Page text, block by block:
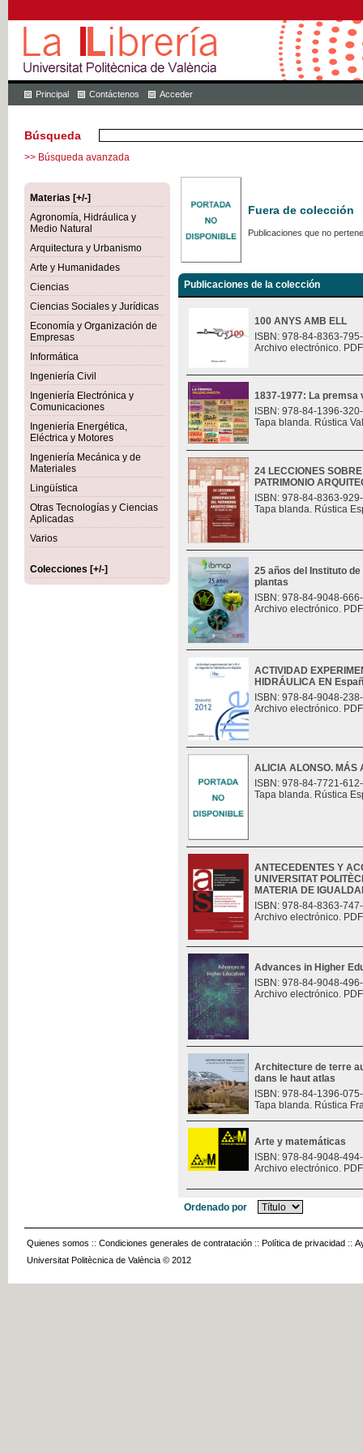
Principal Contáctenos Acceder
Búsqueda
>> Búsqueda avanzada
Materias [+/-]
Agronomía, Hidráulica y
Medio Natural
Arquitectura y Urbanismo
Arte y Humanidades
Ciencias
Ciencias Sociales y Jurídicas
Economía y Organización de
Empresas
Informática
Ingeniería Civil
Ingeniería Electrónica y
Comunicaciones
Ingeniería Energética,
Eléctrica y Motores
Ingeniería Mecánica y de
Materiales
Lingüística
Otras Tecnologías y Ciencias
Aplicadas
Varios
Colecciones [+/-]
Fuera de colección
Publicaciones que no
Publicaciones de la colección
100 ANYS AMB ELL
ISBN: 978-84-8363-
Archivo electrónico.
1837-1977: La premsa
ISBN: 978-84-1396-
Tapa blanda. Rústica
24 LECCIONES
PATRIMONIO
ISBN: 978-84-8363-
Tapa blanda. Rústica
25 años del Instituto
plantas
ISBN: 978-84-9048-
Archivo electrónico.
ACTIVIDAD
HIDRÁULICA EN
ISBN: 978-84-9048-
Archivo electrónico.
ALICIA ALONSO. MÁS
ISBN: 978-84-7721-
Tapa blanda. Rústica
ANTECEDENTES Y
UNIVERSITAT
MATERIA DE
ISBN: 978-84-8363-
Archivo electrónico.
Advances in Higher
ISBN: 978-84-9048-
Archivo electrónico.
Architecture de terre
dans le haut atlas
ISBN: 978-84-1396-
Tapa blanda. Rústica
Arte y matemáticas
ISBN: 978-84-9048-
Archivo electrónico.
Ordenado por
Quienes somos :: Condiciones generales de contratación :: Política de privacidad ::
Universitat Politècnica de València © 2012